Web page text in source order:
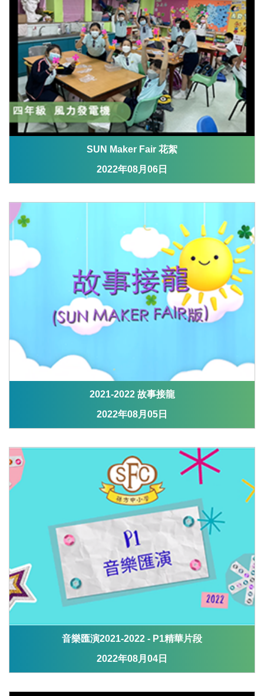
SUN Maker Fair 花絮
2022年08月06日
2021-2022 故事接龍
2022年08月05日
音樂匯演2021-2022 - P1精華片段
2022年08月04日